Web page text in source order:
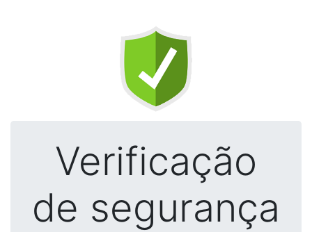
Verificação
de segurança